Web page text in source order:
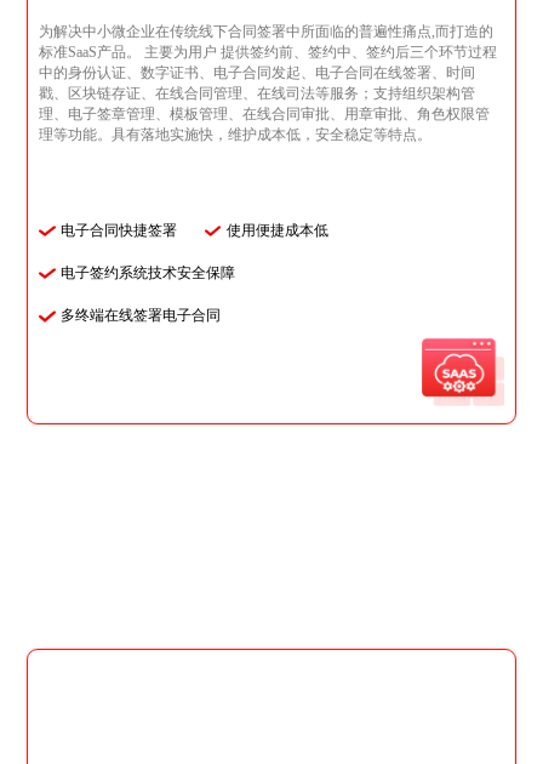
为解决中小微企业在传统线下合同签署中所面临的普遍性痛点,而打造的
标准SaaS产品。 主要为用户 提供签约前、签约中、签约后三个环节过程
中的身份认证、数字证书、电子合同发起、电子合同在线签署、时间
戳、区块链存证、在线合同管理、在线司法等服务；支持组织架构管
理、电子签章管理、模板管理、在线合同审批、用章审批、角色权限管
理等功能。具有落地实施快，维护成本低，安全稳定等特点。
电子合同快捷签署 使用便捷成本低
电子签约系统技术安全保障
多终端在线签署电子合同